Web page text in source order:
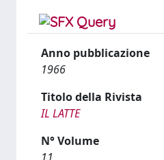
Anno pubblicazione
1966
Titolo della Rivista
IL LATTE
N° Volume